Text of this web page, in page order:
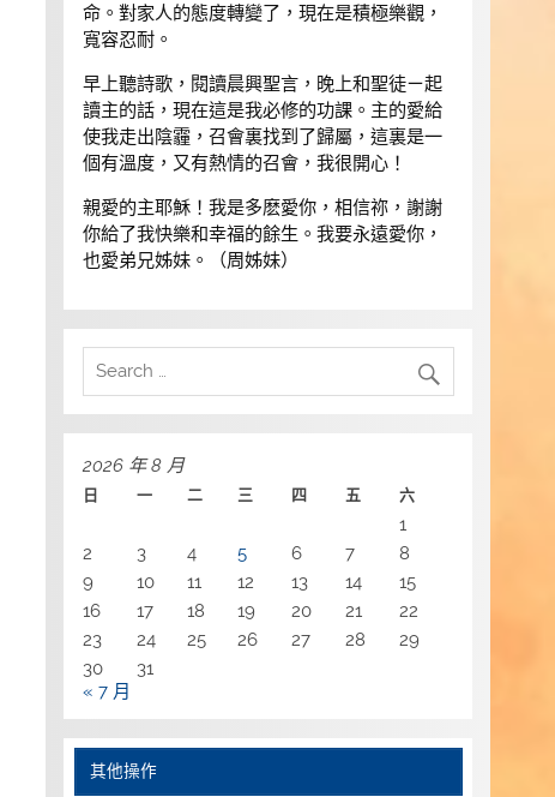
命。對家人的態度轉變了，現在是積極樂觀，
寬容忍耐。
早上聽詩歌，閱讀晨興聖言，晚上和聖徒ㄧ起
讀主的話，現在這是我必修的功課。主的愛給
使我走出陰霾，召會裏找到了歸屬，這裏是一
個有溫度，又有熱情的召會，我很開心！
親愛的主耶穌！我是多麽愛你，相信祢，謝謝
你給了我快樂和幸福的餘生。我要永遠愛你，
也愛弟兄姊妹。（周姊妹）
2026 年 8 月
日 一 二 三 四 五 六
1
2
3 4 5 6 7
8
9
10 11 12 13 14
15
16
17 18 19 20 21
22
23
24 25 26 27 28
29
30
31
« 7 月
其他操作